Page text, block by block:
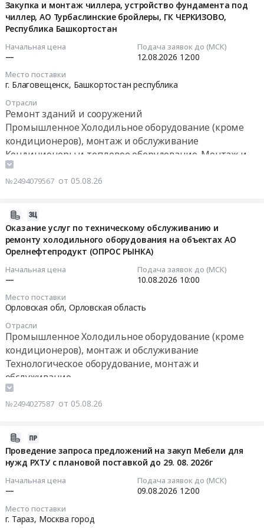
4PN
4PN
4PN
Закупка и монтаж чиллера, устройство фундамента под
чиллер, АО Турбаслинские бройлеры, ГК ЧЕРКИЗОВО,
Республика Башкортостан
Начальная цена
—
Подача заявок до (МСК)
12.08.2026 12:00
Место поставки
г. Благовещенск, Башкортостан республика
Отрасли
Ремонт зданий и сооружений
Промышленное Холодильное оборудование (кроме
кондиционеров), монтаж и обслуживание
Кондиционеры и тепловое оборудование. Монтаж и
обслуживание
№2494079567 от 05.08.26
Оказание услуг по техническому обслуживанию и
ремонту холодильного оборудования на объектах АО
Орелнефтепродукт (ОПРОС РЫНКА)
Начальная цена
—
Подача заявок до (МСК)
10.08.2026 10:00
Место поставки
Орловская обл, Орловская область
Отрасли
Промышленное Холодильное оборудование (кроме
кондиционеров), монтаж и обслуживание
Технологическое оборудование, монтаж и
обслуживание
№2494027587 от 05.08.26
Проведение запроса предложений на закуп Мебели для
нужд РХТУ с плановой поставкой до 29. 08. 2026г
Начальная цена
—
Подача заявок до (МСК)
09.08.2026 12:00
Место поставки
г. Тараз, Москва город